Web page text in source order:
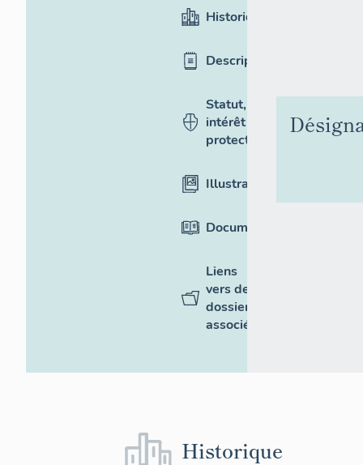
Historique
Description
Statut,
intérêt et
protection
Illustrations
Documentation
Liens
vers des
dossiers
associés
Historique